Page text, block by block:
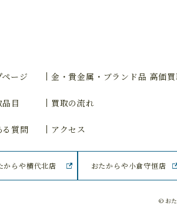
ページ 金・貴金属・ブランド品 高価買
目 買取の流れ
る質問 アクセス
からや横代北店 おたからや小倉守恒店
© お